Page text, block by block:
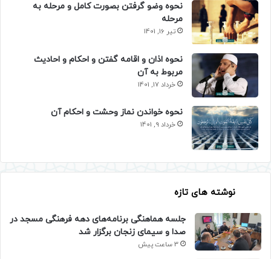
نحوه وضو گرفتن بصورت کامل و مرحله به
مرحله
تیر 16, 1401
نحوه اذان و اقامه گفتن و احکام و احادیث
مربوط به آن
خرداد 17, 1401
نحوه خواندن نماز وحشت و احکام آن
خرداد 9, 1401
نوشته های تازه
جلسه هماهنگی برنامه‌های دهه فرهنگی مسجد در
صدا و سیمای زنجان برگزار شد
3 ساعت پیش